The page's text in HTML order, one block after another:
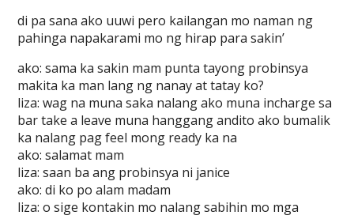
di pa sana ako uuwi pero kailangan mo naman ng
pahinga napakarami mo ng hirap para sakin’
ako: sama ka sakin mam punta tayong probinsya
makita ka man lang ng nanay at tatay ko?
liza: wag na muna saka nalang ako muna incharge sa
bar take a leave muna hanggang andito ako bumalik
ka nalang pag feel mong ready ka na
ako: salamat mam
liza: saan ba ang probinsya ni janice
ako: di ko po alam madam
liza: o sige kontakin mo nalang sabihin mo mga